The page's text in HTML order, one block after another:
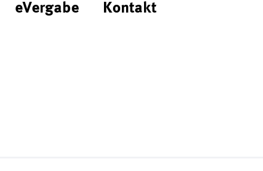
eVergabe Kontakt